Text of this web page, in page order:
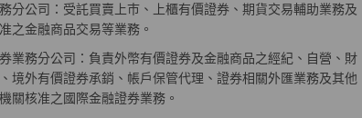
分公司：受託買賣上巿、上櫃有價證券、期貨交易輔助業務及
之金融商品交易等業務。
業務分公司：負責外幣有價證券及金融商品之經紀、自營、財
境外有價證券承銷、帳戶保管代理、證券相關外匯業務及其他
關核准之國際金融證券業務。